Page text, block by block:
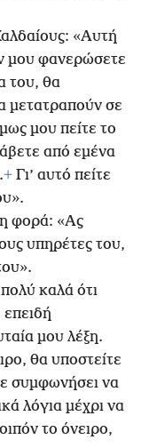
«Αυτή
μου φανερώσετε
του, θα
μετατραπούν σε
μου πείτε το
από εμένα
+ Γι’ αυτό πείτε
φορά: «Ας
υπηρέτες του,
καλά ότι
μου λέξη.
θα υποστείτε
συμφωνήσει να
λόγια μέχρι να
το όνειρο,